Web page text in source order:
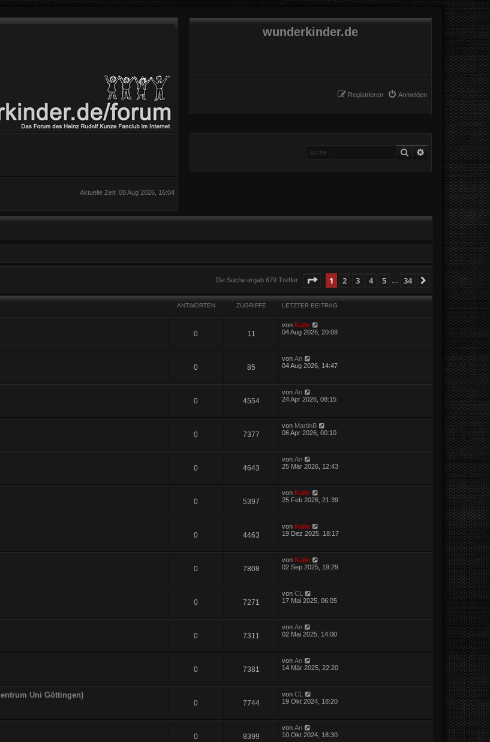
wunderkinder.de
Anmelden
Registrieren
Suche Erweiterte Suche
Aktuelle Zeit: 08 Aug 2026, 16:04
Die Suche ergab 679 Treffer Seite von34
1 2 3 4 5 34 Nächste
ANTWORTEN ZUGRIFFE LETZTER BEITRAG
0 11
von Kalle
04 Aug 2026, 20:08
0 85
von An
04 Aug 2026, 14:47
0 4554
von An
24 Apr 2026, 08:15
0 7377
von MartinB
06 Apr 2026, 00:10
0 4643
von An
25 Mär 2026, 12:43
0 5397
von Kalle
25 Feb 2026, 21:39
0 4463
von Kalle
19 Dez 2025, 18:17
0 7808
von Kalle
02 Sep 2025, 19:29
0 7271
von CL
17 Mai 2025, 06:05
0 7311
von An
02 Mai 2025, 14:00
0 7381
von An
14 Mär 2025, 22:20
Uni Göttingen)
0 7744
von CL
19 Okt 2024, 18:20
0 8399
von An
10 Okt 2024, 18:30